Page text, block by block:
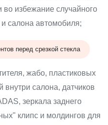
избежание случайного
салона автомобиля;
перед срезкой стекла
жабо, пластиковых
внутри салона, датчиков
зеркала заднего
клипс и молдингов для